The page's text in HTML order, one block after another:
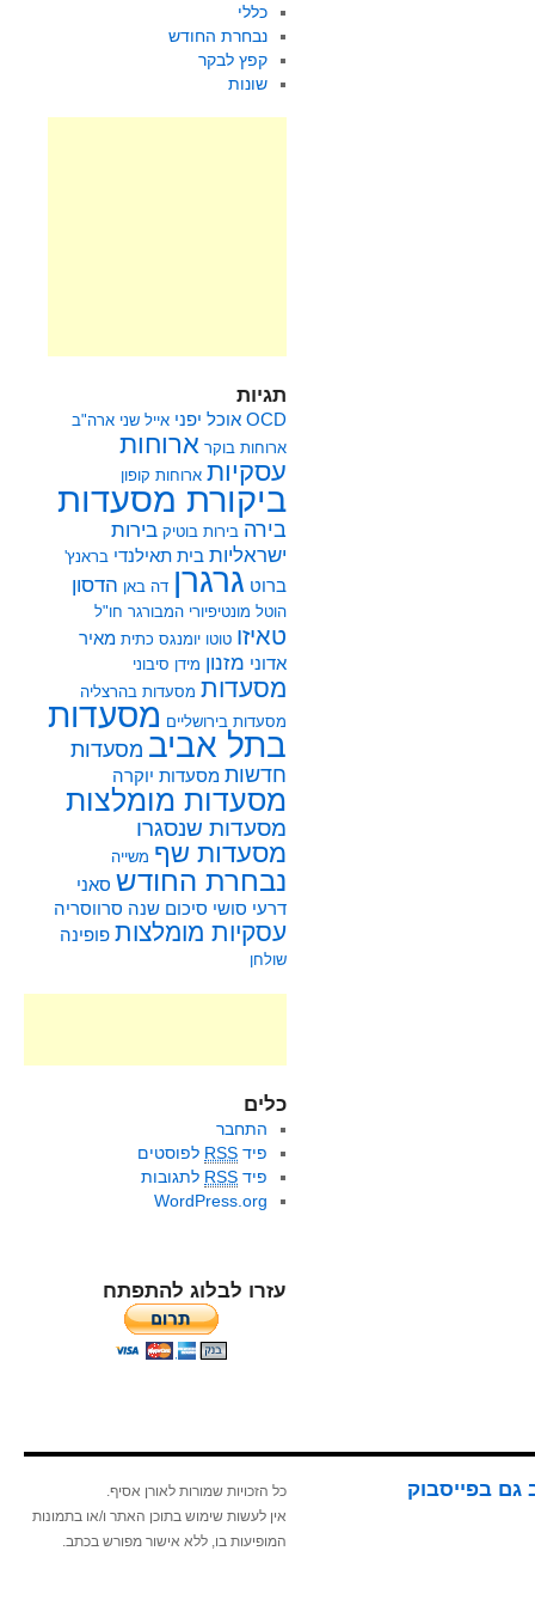
כללי
נבחרת החודש
קפץ לבקר
שונות
תגיות
OCD אוכל יפני אייל שני ארה"ב
ארוחות בוקר ארוחות
עסקיות ארוחות קופון
ביקורת מסעדות
בירה בירות בוטיק בירות
ישראליות בית תאילנדי בראנץ'
ברוט גרגרן דה באן הדסון
הוטל מונטיפיורי המבורגר חו"ל
טאיזו טוטו יומנגס כתית מאיר
אדוני מזנון מידן סיבוני
מסעדות מסעדות בהרצליה
מסעדות בירושליים מסעדות
בתל אביב מסעדות
חדשות מסעדות יוקרה
מסעדות מומלצות
מסעדות שנסגרו
מסעדות שף משייה
נבחרת החודש סאני
דרעי סושי סיכום שנה סרווסריה
עסקיות מומלצות פופינה
שולחן
כלים
התחבר
פיד RSS לפוסטים
פיד RSS לתגובות
WordPress.org
עזרו לבלוג להתפתח
גם בפייסבוק
כל הזכויות שמורות לאורן אסיף.
אין לעשות שימוש בתוכן האתר ו/או בתמונות
המופיעות בו, ללא אישור מפורש בכתב.